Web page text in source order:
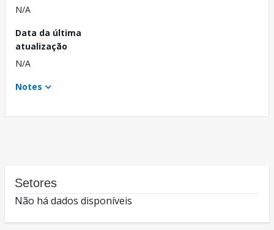
N/A
Data da última
atualização
N/A
Notes
Setores
Não há dados disponíveis